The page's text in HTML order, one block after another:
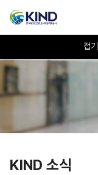
접기
KIND 소식